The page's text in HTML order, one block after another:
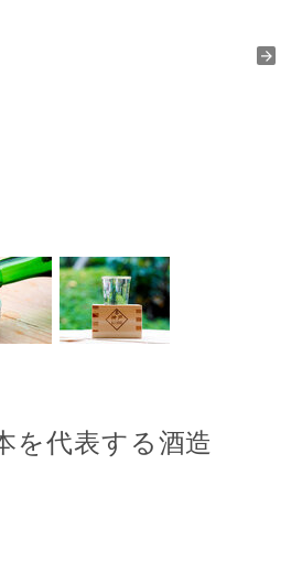
を代表する酒造